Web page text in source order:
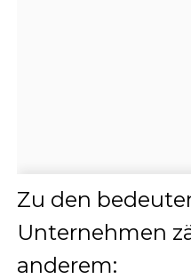
Zu den
Unternehmen
anderem: